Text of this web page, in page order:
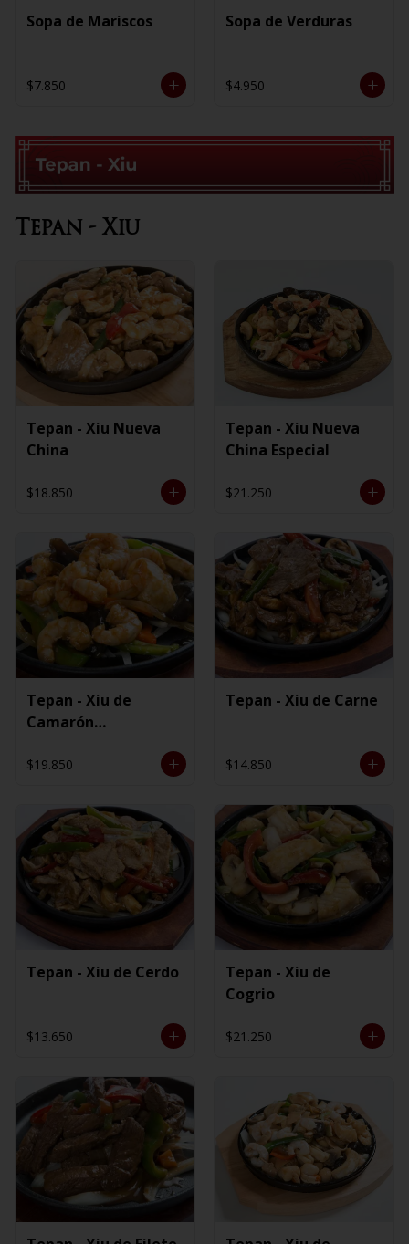
Sopa de Mariscos
$7.850
Sopa de Verduras
$4.950
Tepan - Xiu
Tepan - Xiu Nueva
China
$18.850
Tepan - Xiu Nueva
China Especial
$21.250
Tepan - Xiu de
Camarón
$19.850
Tepan - Xiu de Carne
$14.850
Tepan - Xiu de Cerdo
$13.650
Tepan - Xiu de
Cogrio
$21.250